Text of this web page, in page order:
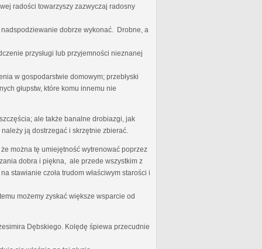
radości towarzyszy zazwyczaj radosny
dobrze wykonać. Drobne, a
przysługi lub przyjemności nieznanej
w gospodarstwie domowym; przebłyski
głupstw, które komu innemu nie
ale także banalne drobiazgi, jak
ją dostrzegać i skrzętnie zbierać.
można tę umiejętność wytrenować poprzez
dobra i piękna, ale przede wszystkim z
stawianie czoła trudom właściwym starości i
możemy zyskać większe wsparcie od
Dębskiego. Kolędę śpiewa przecudnie